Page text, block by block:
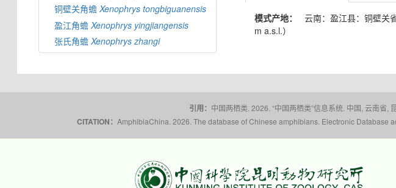
铜壁关角蟾Xenophrys tongbiguanensis
盈江角蟾Xenophrys yingjiangensis
张氏角蟾Xenophrys zhangi
模式产地：
云南：盈江县：铜壁关
m a.s.l.）
引用： 中国两栖类. 2026. “中国两栖类”信息系统. 中国, 云南省
CITATION： AmphibiaChina. 2026. The database of Chinese amphibians. Electronic Database